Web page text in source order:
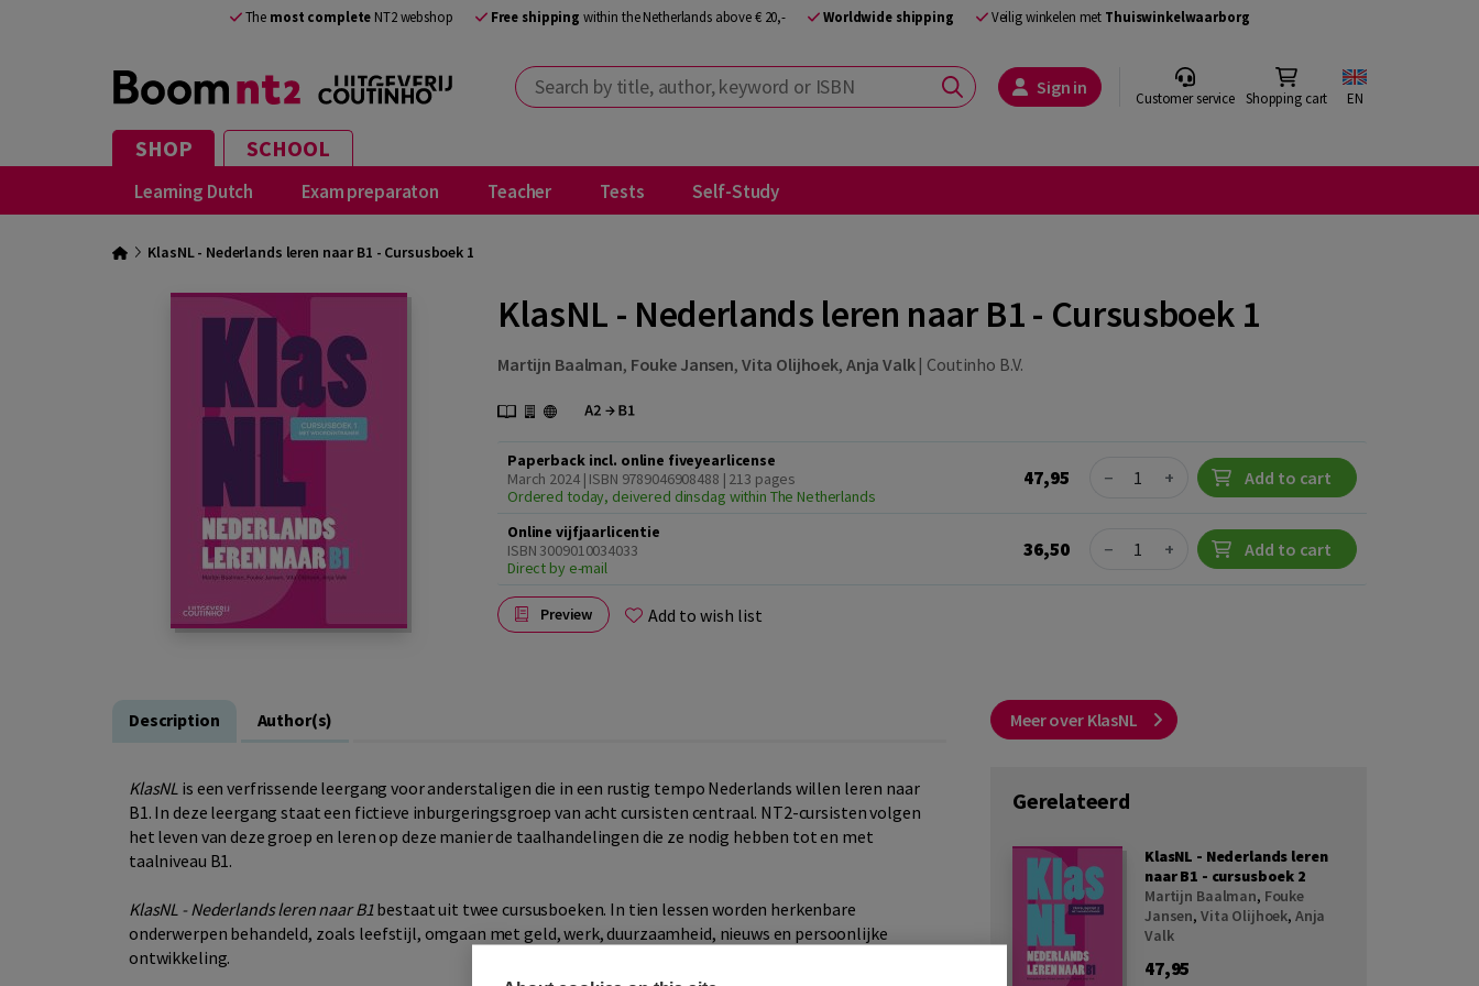
The most complete NT2 webshop Free shipping within the Netherlands above € 20,- Worldwide shipping Veilig winkelen met Thuiswinkelwaarborg
Search by title, author, keyword or ISBN Sign in Customer service Shopping cart EN
SHOP SCHOOL
Learning Dutch Exam preparaton Teacher Tests Self-Study
KlasNL - Nederlands leren naar B1 - Cursusboek 1
KlasNL - Nederlands leren naar B1 - Cursusboek 1
Martijn Baalman, Fouke Jansen, Vita Olijhoek, Anja Valk| Coutinho B.V.
Paperback incl. online fiveyearlicense
March 2024 | ISBN 9789046908488 | 213 pages
Ordered today, deivered dinsdag within The Netherlands
47,95 Quantity
− + Add to cart
Online vijfjaarlicentie
ISBN 3009010034033
Direct by e-mail
36,50 Quantity
− + Add to cart
Preview Add to wish list
Description Author(s)
KlasNL is een verfrissende leergang voor anderstaligen die in een rustig tempo Nederlands willen leren naar
B1. In deze leergang staat een fictieve inburgeringsgroep van acht cursisten centraal. NT2-cursisten volgen
het leven van deze groep en leren op deze manier de taalhandelingen die ze nodig hebben tot en met
taalniveau B1.
KlasNL - Nederlands leren naar B1bestaat uit twee cursusboeken. In tien lessen worden herkenbare
onderwerpen behandeld, zoals leefstijl, omgaan met geld, werk, duurzaamheid, nieuws en persoonlijke
ontwikkeling.
Meer over KlasNL
Gerelateerd
KlasNL - Nederlands leren
naar B1 - cursusboek 2
Martijn Baalman, Fouke
Jansen, Vita Olijhoek, Anja
Valk
47,95